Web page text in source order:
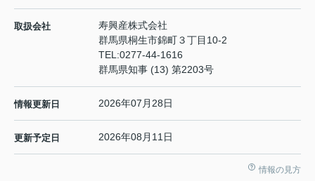
取扱会社
寿興産株式会社
群馬県桐生市錦町３丁目10-2
TEL:0277-44-1616
群馬県知事 (13) 第2203号
情報更新日 2026年07月28日
更新予定日 2026年08月11日
情報の見方